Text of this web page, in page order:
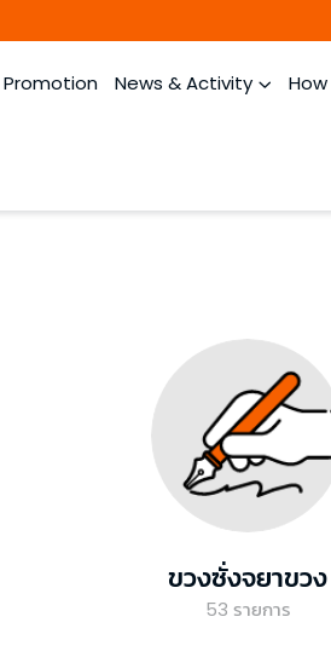
Promotion News & Activity
ขวงซั่งจยาขวง
53 รายการ